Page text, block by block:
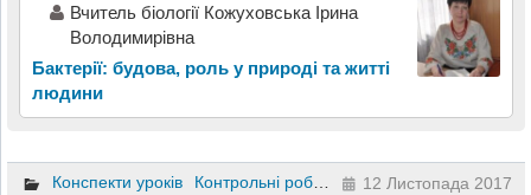
Вчитель біології Кожуховська Ірина
Володимирівна
Бактерії: будова, роль у природі та житті
людини
Конспекти уроків Контрольні роботи Біологія 10 клас
12 Листопада 2017